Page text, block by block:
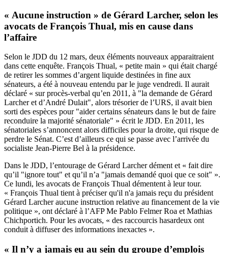
« Aucune instruction » de Gérard Larcher, selon les
avocats de François Thual, mis en cause dans
l’affaire
Selon le JDD du 12 mars, deux éléments nouveaux apparaitraient
dans cette enquête. François Thual, « petite main » qui était chargé
de retirer les sommes d’argent liquide destinées in fine aux
sénateurs, a été à nouveau entendu par le juge vendredi. Il aurait
déclaré « sur procès-verbal qu’en 2011, à "la demande de Gérard
Larcher et d’André Dulait", alors trésorier de l’URS, il avait bien
sorti des espèces pour "aider certains sénateurs dans le but de faire
reconduire la majorité sénatoriale" » écrit le JDD. En 2011, les
sénatoriales s’annoncent alors difficiles pour la droite, qui risque de
perdre le Sénat. C’est d’ailleurs ce qui se passe avec l’arrivée du
socialiste Jean-Pierre Bel à la présidence.
Dans le JDD, l’entourage de Gérard Larcher dément et « fait dire
qu’il "ignore tout" et qu’il n’a "jamais demandé quoi que ce soit" ».
Ce lundi, les avocats de François Thual démentent à leur tour.
« François Thual tient à préciser qu'il n'a jamais reçu du président
Gérard Larcher aucune instruction relative au financement de la vie
politique », ont déclaré à l’AFPMe Pablo Felmer Roa et Mathias
Chichportich. Pour les avocats, « des raccourcis hasardeux ont
conduit à diffuser des informations inexactes ».
« Il n’y a jamais eu au sein du groupe d’emplois